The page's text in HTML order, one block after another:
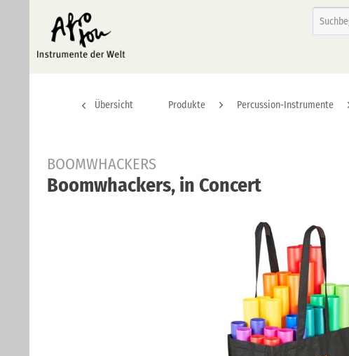
Übersicht Produkte Percussion-Instrumente
BOOMWHACKERS
Boomwhackers, in Concert